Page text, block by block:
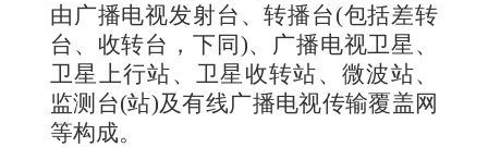
由广播电视发射台、转播台(包括差转
台、收转台，下同)、广播电视卫星、
卫星上行站、卫星收转站、微波站、
监测台(站)及有线广播电视传输覆盖网
等构成。